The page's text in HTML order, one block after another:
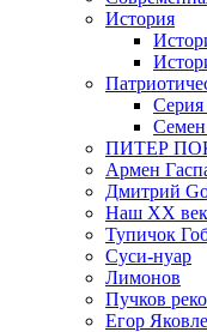
История
ПИТЕР
Армен
Дмитрий
Наш XX
Тупичок
Суси-нуар
Лимонов
Пучков
Егор